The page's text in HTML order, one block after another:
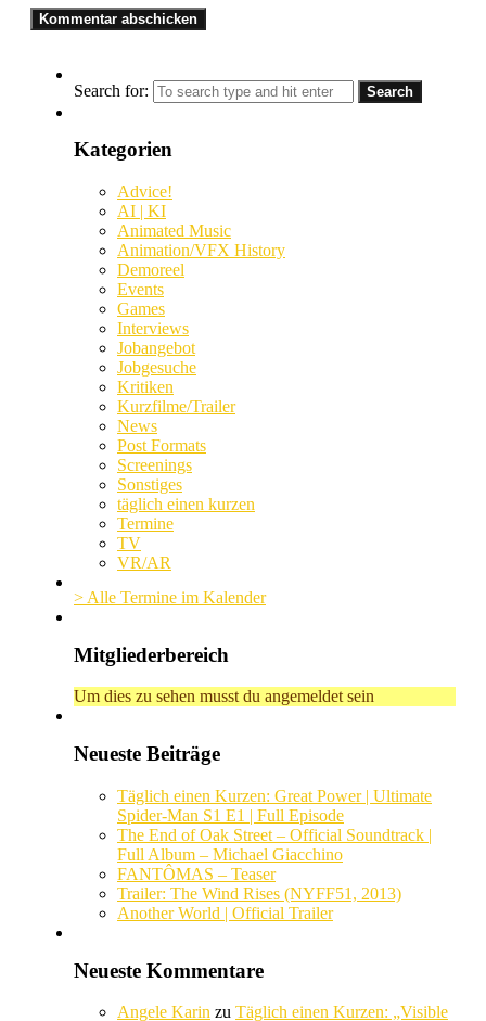
Search for:
Kategorien
Advice!
AI | KI
Animated Music
Animation/VFX History
Demoreel
Events
Games
Interviews
Jobangebot
Jobgesuche
Kritiken
Kurzfilme/Trailer
News
Post Formats
Screenings
Sonstiges
täglich einen kurzen
Termine
TV
VR/AR
> Alle Termine im Kalender
Mitgliederbereich
Um dies zu sehen musst du angemeldet sein
Neueste Beiträge
Täglich einen Kurzen: Great Power | Ultimate
Spider-Man S1 E1 | Full Episode
The End of Oak Street – Official Soundtrack |
Full Album – Michael Giacchino
FANTÔMAS – Teaser
Trailer: The Wind Rises (NYFF51, 2013)
Another World | Official Trailer
Neueste Kommentare
Angele Karin zu Täglich einen Kurzen: „Visible